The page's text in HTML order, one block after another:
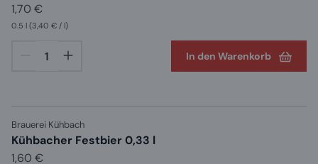
1,70 €
0.5 l (3,40 € / l)
In den Warenkorb
Brauerei Kühbach
Kühbacher Festbier 0,33 l
1,60 €